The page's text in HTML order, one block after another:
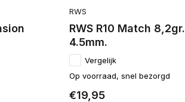
RWS
RWS R10 Match 8,2gr.
4.5mm.
Vergelijk
Op voorraad, snel bezorgd
€19,95